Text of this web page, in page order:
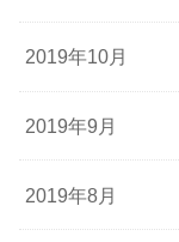
2019年10月
2019年9月
2019年8月